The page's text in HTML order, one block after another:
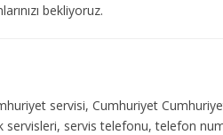
bekliyoruz.
servisi, Cumhuriyet
servis telefonu, telefon